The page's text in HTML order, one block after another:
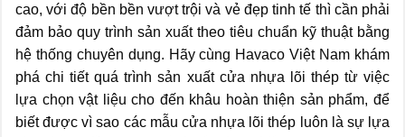
cao, với độ bền bền vượt trội và vẻ đẹp tinh tế thì cần phải
đảm bảo quy trình sản xuất theo tiêu chuẩn kỹ thuật bằng
hệ thống chuyên dụng. Hãy cùng Havaco Việt Nam khám
phá chi tiết quá trình sản xuất cửa nhựa lõi thép từ việc
lựa chọn vật liệu cho đến khâu hoàn thiện sản phẩm, để
biết được vì sao các mẫu cửa nhựa lõi thép luôn là sự lựa